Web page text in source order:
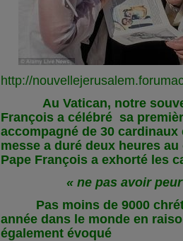
http://
Au Vatican, notre
François a célébré sa
accompagné de 30 cardinaux
messe a duré deux heures
Pape François a exhorté les
« ne pas avoir
Pas moins de 9000
année dans le monde en
également évoqué